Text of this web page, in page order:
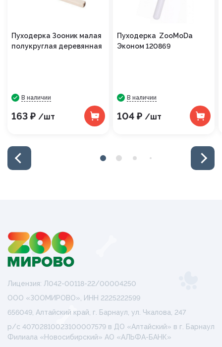
Пуходерка Зооник малая
полукруглая деревянная
В наличии
163 ₽ /шт
Пуходерка ZooMoDa
Эконом 120869
В наличии
104 ₽ /шт
Лицензия: Л042-00118-22/00004250
ООО «ЗООМИРОВО», ИНН 2225222599
656049, Алтайский край, г. Барнаул, ул. Чкалова, 247
р/с 40702810023100007579 в ДО «Алтайский» в г. Барнаул
Филиала «Новосибирский» АО «АЛЬФА-БАНК»